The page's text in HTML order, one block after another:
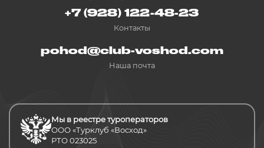
+7 (928) 122-48-23
Контакты
pohod@club-voshod.com
Наша почта
Мы в реестре туроператоров
ООО «Турклуб «Восход»
РТО 023025